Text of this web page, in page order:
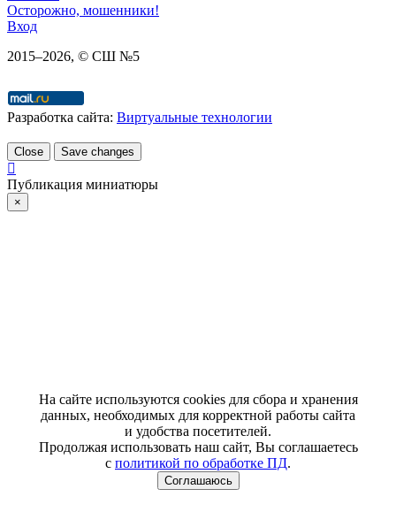
Осторожно, мошенники!
Вход
2015–2026, © СШ №5
Разработка сайта: Виртуальные технологии
Close Save changes
Публикация миниатюры
×
На сайте используются cookies для сбора и хранения
данных, необходимых для корректной работы сайта
и удобства посетителей.
Продолжая использовать наш сайт, Вы соглашаетесь
с политикой по обработке ПД.
Соглашаюсь